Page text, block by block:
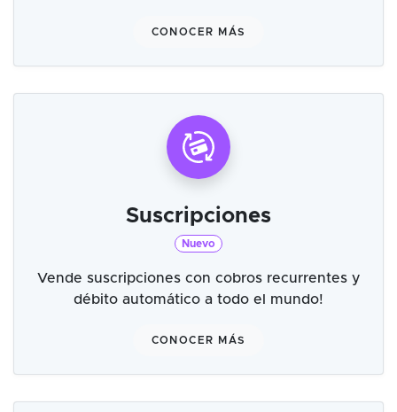
CONOCER MÁS
Suscripciones
Nuevo
Vende suscripciones con cobros recurrentes y
débito automático a todo el mundo!
CONOCER MÁS